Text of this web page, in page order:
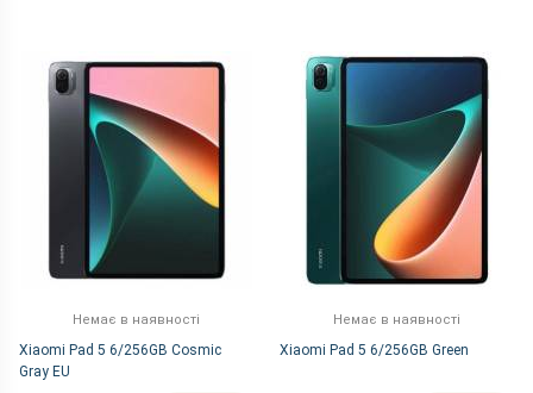
Немає в наявності
Xiaomi Pad 5 6/256GB Cosmic
Gray EU
Немає в наявності
Xiaomi Pad 5 6/256GB Green